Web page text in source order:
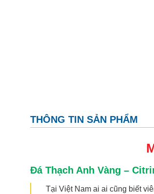
THÔNG TIN SẢN PHẨM
Đá Thạch Anh Vàng –
Tại Việt Nam ai ai cũng biết